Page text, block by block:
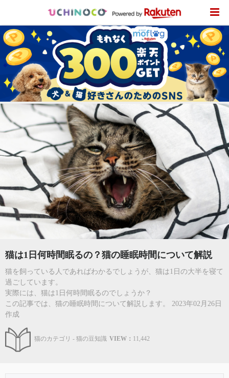
猫は1日何時間眠るの？猫の睡眠時間について解説
猫を飼っている人であればわかるでしょうが、猫は1日の大半を寝て
過ごしています。
実際には、猫は1日何時間眠るのでしょうか？
この記事では、猫の睡眠時間について解説します。 2023年02月26日
作成
猫のカテゴリ - 猫の豆知識 VIEW： 11,442